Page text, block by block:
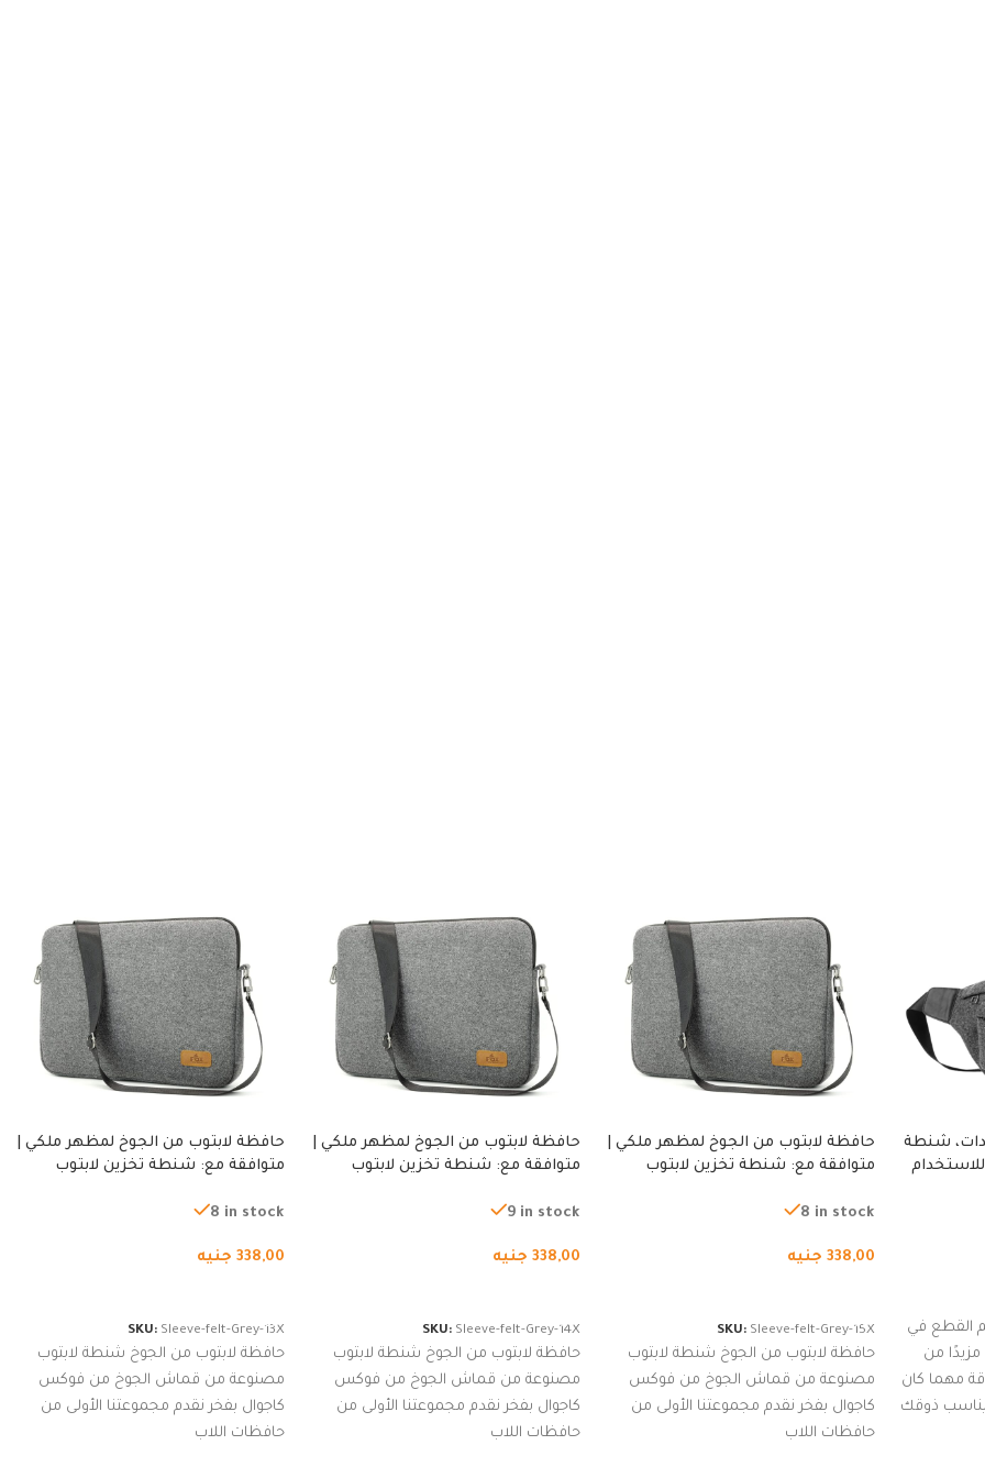
شنطة
القطع في
من
مهما كان
يناسب ذوقك
حافظة لابتوب من الجوخ لمظهر ملكي |
متوافقة مع: شنطة تخزين لابتوب
من الجوخ لجهاز نوت بوك والتابلت،
8 in stock
338,00 جنيه
SKU: Sleeve-felt-Grey-15X
حافظة لابتوب من الجوخ شنطة لابتوب
مصنوعة من قماش الجوخ من فوكس
كاجوال بفخر نقدم مجموعتنا الأولى من
حافظات اللاب
حافظة لابتوب من الجوخ لمظهر ملكي |
متوافقة مع: شنطة تخزين لابتوب
من الجوخ لجهاز نوت بوك والتابلت،
9 in stock
338,00 جنيه
SKU: Sleeve-felt-Grey-14X
حافظة لابتوب من الجوخ شنطة لابتوب
مصنوعة من قماش الجوخ من فوكس
كاجوال بفخر نقدم مجموعتنا الأولى من
حافظات اللاب
حافظة لابتوب من الجوخ لمظهر ملكي |
متوافقة مع: شنطة تخزين لابتوب
من الجوخ لجهاز نوت بوك والتابلت،
8 in stock
338,00 جنيه
SKU: Sleeve-felt-Grey-13X
حافظة لابتوب من الجوخ شنطة لابتوب
مصنوعة من قماش الجوخ من فوكس
كاجوال بفخر نقدم مجموعتنا الأولى من
حافظات اللاب